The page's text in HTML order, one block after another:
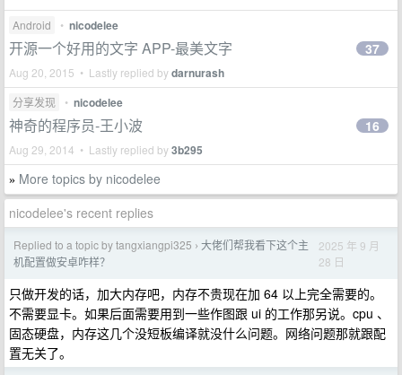
Android • nicodelee
开源一个好用的文字 APP-最美文字
Aug 20, 2015 • Lastly replied bydarnurash
37
分享发现 • nicodelee
神奇的程序员-王小波
Aug 29, 2014 • Lastly replied by3b295
16
» More topics by nicodelee
nicodelee's recent replies
Replied to a topic by tangxiangpi325 › 大佬们帮我看下这个主
机配置做安卓咋样？
2025 年 9 月
28 日
只做开发的话，加大内存吧，内存不贵现在加 64 以上完全需要的。
不需要显卡。如果后面需要用到一些作图跟 ui 的工作那另说。cpu 、
固态硬盘，内存这几个没短板编译就没什么问题。网络问题那就跟配
置无关了。